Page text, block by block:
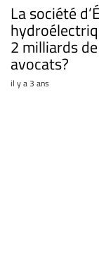
La société
2 milliards
avocats?
il y a 3 ans